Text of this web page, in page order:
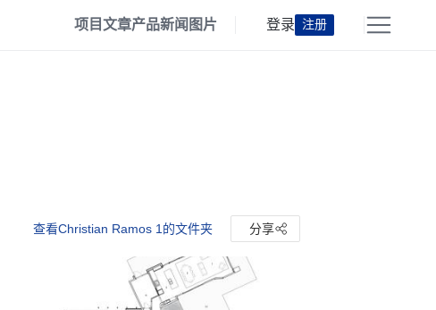
项目文章产品新闻 图片 登录 注册
查看Christian Ramos 1的文件夹 分享